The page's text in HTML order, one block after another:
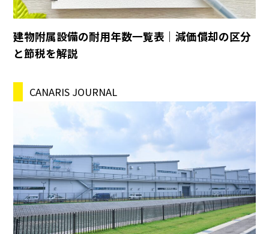
建物附属設備の耐用年数一覧表｜減価償却の区分
と節税を解説
CANARIS JOURNAL